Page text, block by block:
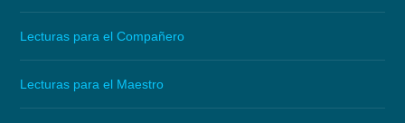
Lecturas para el Compañero
Lecturas para el Maestro